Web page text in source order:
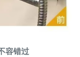
容错过